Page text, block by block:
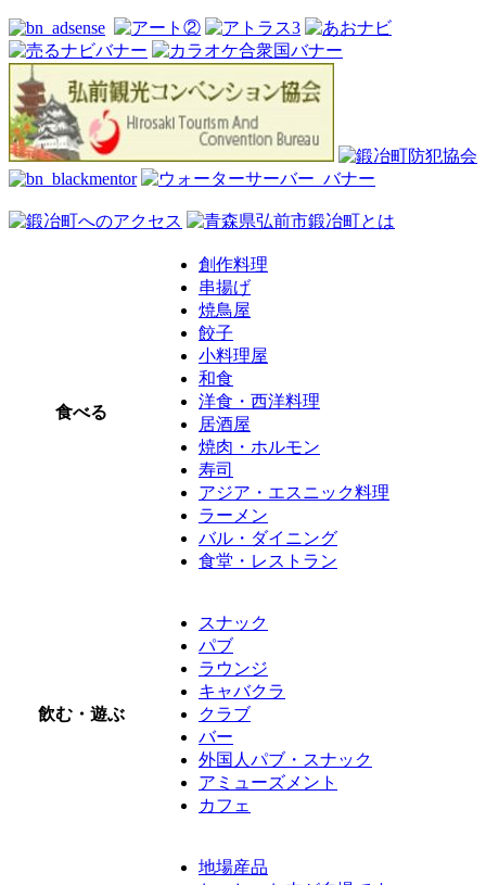
食べる
創作料理
串揚げ
焼鳥屋
餃子
小料理屋
和食
洋食・西洋料理
居酒屋
焼肉・ホルモン
寿司
アジア・エスニック料理
ラーメン
バル・ダイニング
食堂・レストラン
飲む・遊ぶ
スナック
パブ
ラウンジ
キャバクラ
クラブ
バー
外国人パブ・スナック
アミューズメント
カフェ
地場産品